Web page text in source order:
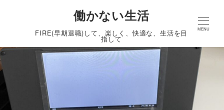
働かない生活
FIRE(早期退職)して、楽しく、快適な、生活を目
指して
MENU